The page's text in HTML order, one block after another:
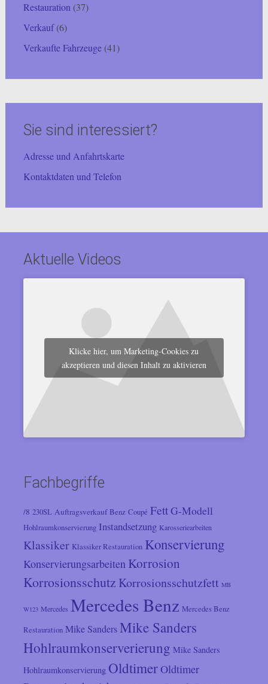
Restauration (37)
Verkauf(6)
Verkaufte Fahrzeuge(41)
Sie sind interessiert?
Adresse und Anfahrtskarte
Kontaktdaten und Telefon
Aktuelle Videos
Klicke hier, um Marketing-Cookies zu
akzeptieren und diesen Inhalt zu aktivieren
Fachbegriffe
/8 230SL Auftragsverkauf Benz Coupé FettG-Modell
Hohlraumkonservierung Instandsetzung Karosseriearbeiten
Klassiker Klassiker Restauration Konservierung
Konservierungsarbeiten Korrosion
Korrosionsschutz Korrosionsschutzfett MB
W123 Mercedes Mercedes Benz Mercedes Benz
Restauration Mike SandersMike Sanders
Hohlraumkonserverierung Mike Sanders
Hohlraumkonservierung OldtimerOldtimer